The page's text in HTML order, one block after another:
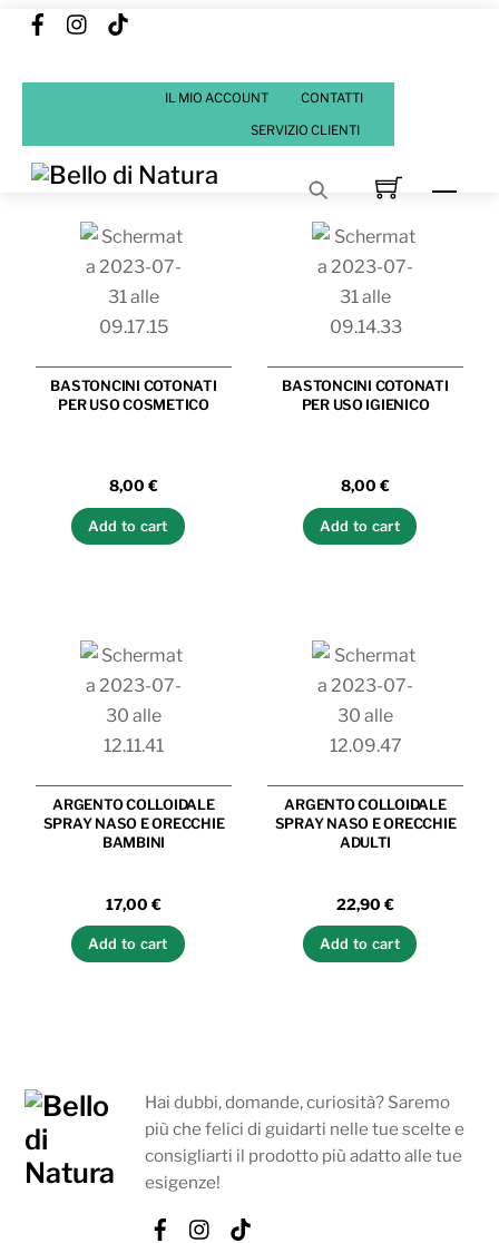
Skip
content
FacebookInstagram
IL MIO ACCOUNT CONTATTI
SERVIZIO CLIENTI
BASTONCINI COTONATI
PER USO COSMETICO
8,00 €
Add to cart
BASTONCINI COTONATI
PER USO IGIENICO
8,00 €
Add to cart
ARGENTO COLLOIDALE
SPRAY NASO E ORECCHIE
BAMBINI
17,00 €
Add to cart
ARGENTO COLLOIDALE
SPRAY NASO E ORECCHIE
ADULTI
22,90 €
Add to cart
Hai dubbi, domande, curiosità? Saremo
più che felici di guidarti nelle tue scelte e
consigliarti il prodotto più adatto alle tue
esigenze!
FacebookInstagram